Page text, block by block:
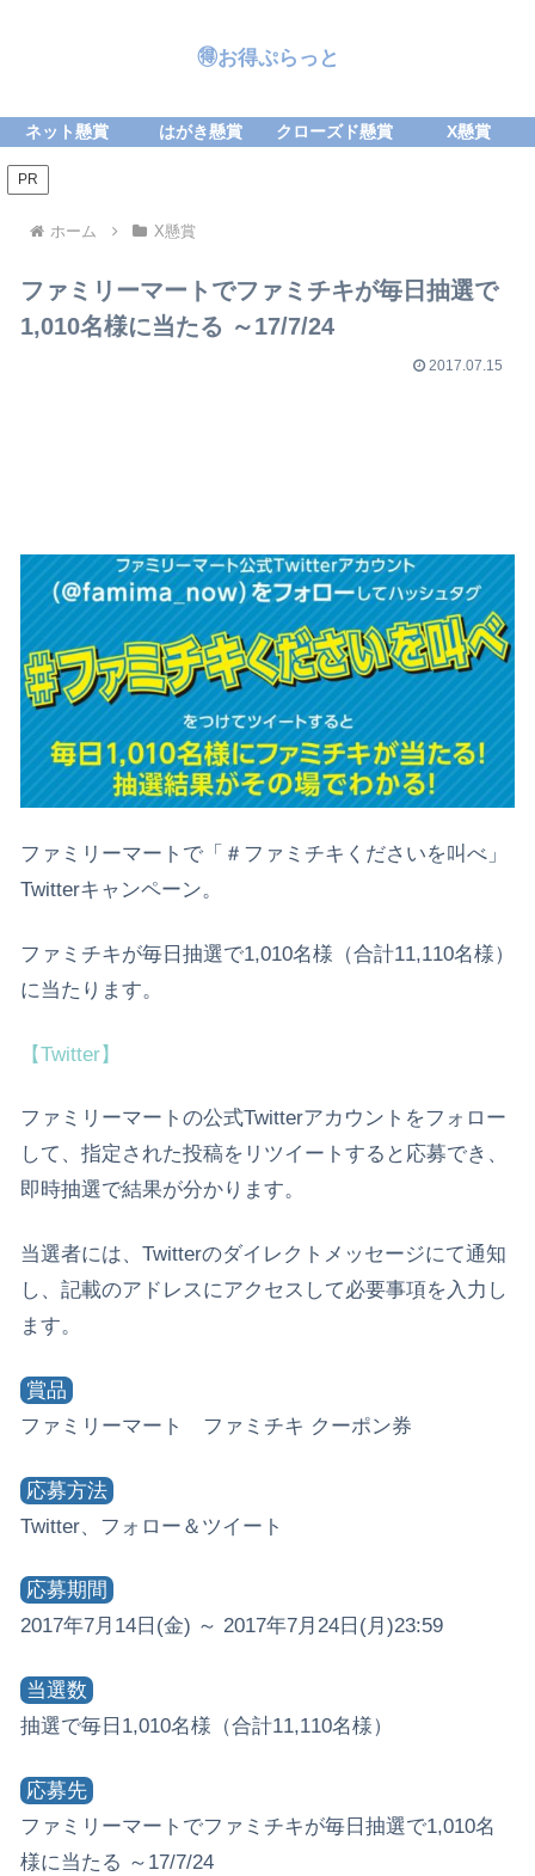
🉐お得ぷらっと
ネット懸賞 はがき懸賞 クローズド懸賞 X懸賞
PR
ホーム X懸賞
ファミリーマートでファミチキが毎日抽選で
1,010名様に当たる ～17/7/24
2017.07.15
ファミリーマートで「＃ファミチキくださいを叫べ」
Twitterキャンペーン。
ファミチキが毎日抽選で1,010名様（合計11,110名様）
に当たります。
【Twitter】
ファミリーマートの公式Twitterアカウントをフォロー
して、指定された投稿をリツイートすると応募でき、
即時抽選で結果が分かります。
当選者には、Twitterのダイレクトメッセージにて通知
し、記載のアドレスにアクセスして必要事項を入力し
ます。
賞品
ファミリーマート ファミチキ クーポン券
応募方法
Twitter、フォロー＆ツイート
応募期間
2017年7月14日(金) ～ 2017年7月24日(月)23:59
当選数
抽選で毎日1,010名様（合計11,110名様）
応募先
ファミリーマートでファミチキが毎日抽選で1,010名
様に当たる ～17/7/24